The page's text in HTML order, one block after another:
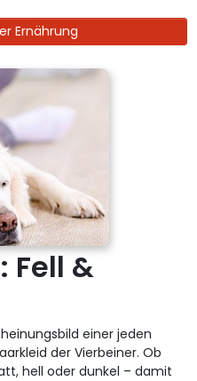
Ernährung
Fell &
einer jeden
der Vierbeiner. Ob
hell oder dunkel – damit